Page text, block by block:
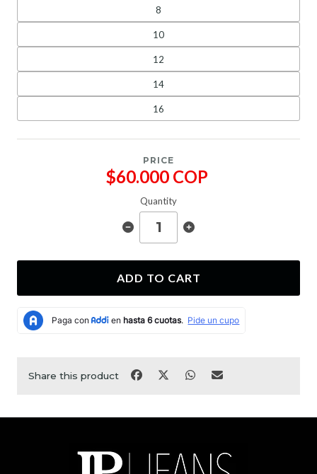
8
10
12
14
16
PRICE
$60.000 COP
Quantity
ADD TO CART
Share this product